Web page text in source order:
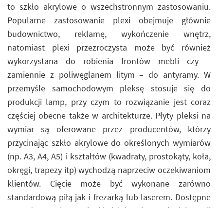
to szkło akrylowe o wszechstronnym zastosowaniu.
Popularne zastosowanie plexi obejmuje głównie
budownictwo, reklamę, wykończenie wnętrz,
natomiast plexi przezroczysta może być również
wykorzystana do robienia frontów mebli czy –
zamiennie z poliwęglanem litym – do antyramy. W
przemyśle samochodowym pleksę stosuje się do
produkcji lamp, przy czym to rozwiązanie jest coraz
częściej obecne także w architekturze. Płyty pleksi na
wymiar są oferowane przez producentów, którzy
przycinając szkło akrylowe do określonych wymiarów
(np. A3, A4, A5) i kształtów (kwadraty, prostokąty, koła,
okręgi, trapezy itp) wychodzą naprzeciw oczekiwaniom
klientów. Cięcie może być wykonane zarówno
standardową piłą jak i frezarką lub laserem. Dostępne